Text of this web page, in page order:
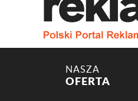
NASZA
OFERTA